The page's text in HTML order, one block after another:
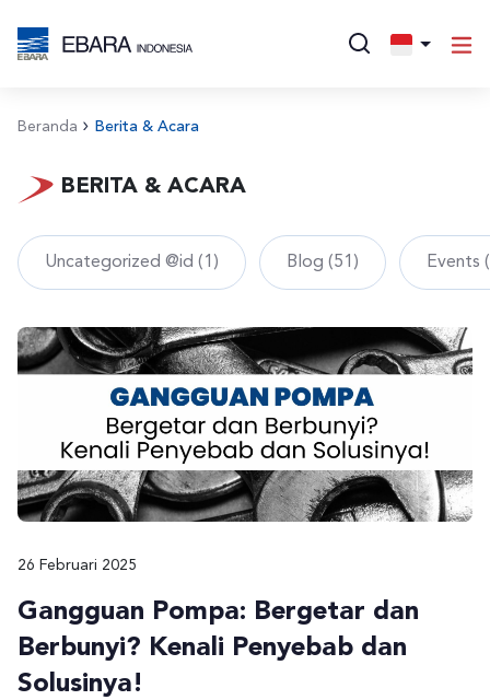
Beranda Berita & Acara
BERITA & ACARA
Uncategorized @id (1) Blog (51) Events
26 Februari 2025
Gangguan Pompa: Bergetar dan
Berbunyi? Kenali Penyebab dan
Solusinya!